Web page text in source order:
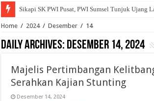
Sikapi SK PWI Pusat, PWI Sumsel Tunjuk Ujang
Home / 2024 / Desember / 14
Daily Archives: Desember 14, 2024
Majelis Pertimbangan
Serahkan Kajian Stunting
Desember 14, 2024